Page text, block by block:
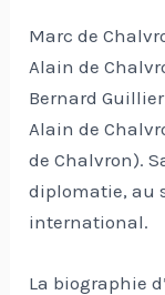
Marc de
Alain de
Bernard
Alain de
de Chalvron).
diplomatie, au
international.
La biographie